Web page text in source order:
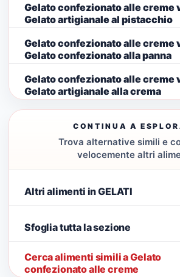
Gelato confezionato alle creme
Gelato artigianale al pistacchio
Gelato confezionato alle creme
Gelato confezionato alla panna
Gelato confezionato alle creme
Gelato artigianale alla crema
CONTINUA A
Trova alternative simili e
velocemente altri
Altri alimenti in GELATI
Sfoglia tutta la sezione
Cerca alimenti simili a Gelato
confezionato alle creme